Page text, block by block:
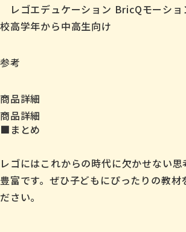
レゴエデュケーション BricQモーショ
校高学年から中高生向け
参考
商品詳細
商品詳細
■まとめ
レゴにはこれからの時代に欠かせない
豊富です。ぜひ子どもにぴったりの教材
ださい。